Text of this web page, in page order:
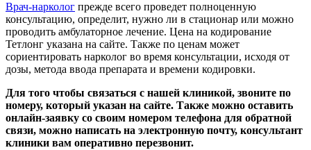
Врач-нарколог прежде всего проведет полноценную
консультацию, определит, нужно ли в стационар или можно
проводить амбулаторное лечение. Цена на кодирование
Тетлонг указана на сайте. Также по ценам может
сориентировать нарколог во время консультации, исходя от
дозы, метода ввода препарата и времени кодировки.
Для того чтобы связаться с нашей клиникой, звоните по
номеру, который указан на сайте. Также можно оставить
онлайн-заявку со своим номером телефона для обратной
связи, можно написать на электронную почту, консультант
клиники вам оперативно перезвонит.